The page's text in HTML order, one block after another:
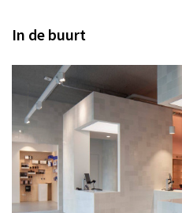
In de buurt